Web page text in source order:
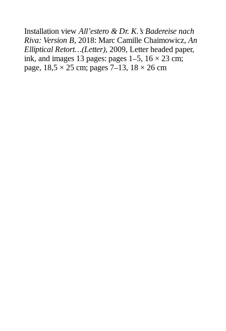
Installation view All’estero & Dr. K.’s Badereise nach
Riva: Version B, 2018: Marc Camille Chaimowicz, An
Elliptical Retort…(Letter), 2009, Letter headed paper,
ink, and images 13 pages: pages 1–5, 16 × 23 cm;
page, 18,5 × 25 cm; pages 7–13, 18 × 26 cm